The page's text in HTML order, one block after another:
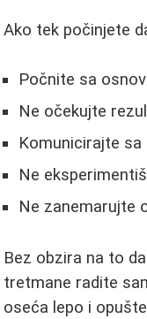
Ako tek počinjete
Počnite sa
Ne očekujte
Komunicirajte
Ne
Ne zanemarujte
Bez obzira na to
tretmane radite
oseća lepo i